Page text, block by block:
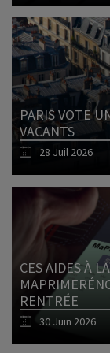
PARIS VOTE
VACANTS
28 Juil 2026
CES AIDES À
RENTRÉE
30 Juin 2026